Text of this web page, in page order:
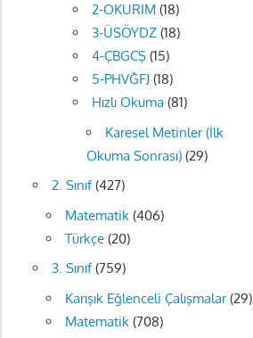
2-OKURIM (18)
3-ÜSÖYDZ(18)
4-ÇBGCŞ(15)
5-PHVĞFJ (18)
Hızlı Okuma (81)
Karesel Metinler (İlk
Okuma Sonrası)(29)
2. Sınıf(427)
Matematik(406)
Türkçe(20)
3. Sınıf(759)
Karışık Eğlenceli Çalışmalar(29)
Matematik(708)